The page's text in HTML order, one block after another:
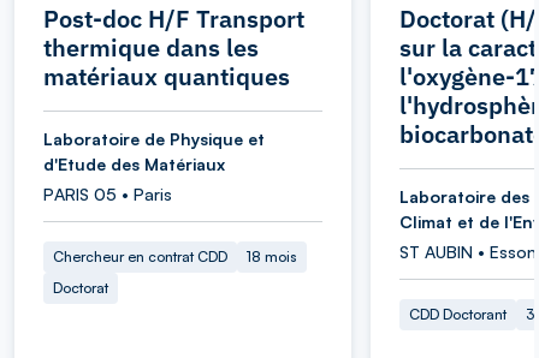
Post-doc H/F Transport
thermique dans les
matériaux quantiques
Laboratoire de Physique et
d'Etude des Matériaux
PARIS 05 • Paris
Chercheur en contrat CDD
18 mois
Doctorat
Doctorat
sur la
l'oxygène-
Laboratoire des
Climat et de
ST AUBIN •
CDD Doctorant